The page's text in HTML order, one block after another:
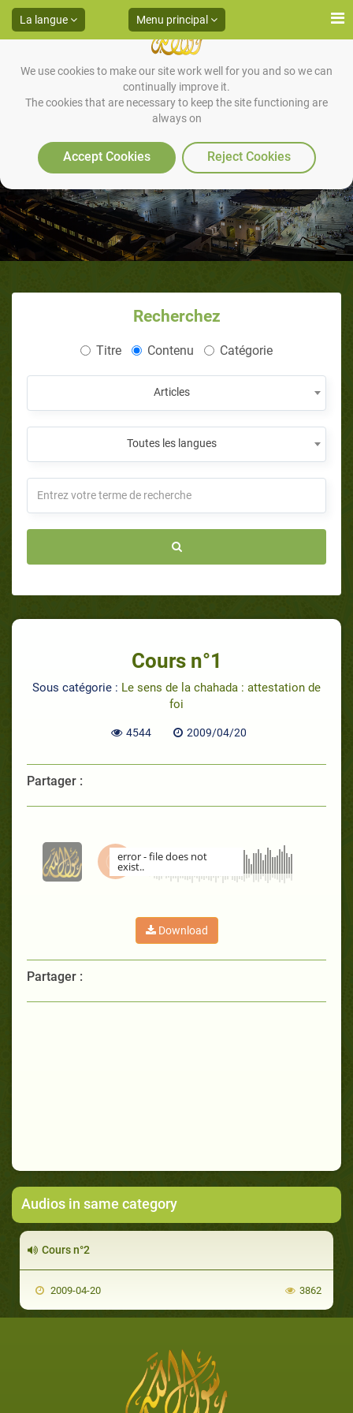
We use cookies to make our site work well for you and so we can
continually improve it.
The cookies that are necessary to keep the site functioning are
always on
Accept Cookies Reject Cookies
La langue Menu principal
Cours n°1
Recherchez
Titre Contenu Catégorie
Articles
Toutes les langues
Cours n°1
Sous catégorie : Le sens de la chahada : attestation de
foi
4544 2009/04/20
Partager :
error - file does not
exist..
Download
Partager :
Audios in same category
Cours n°2
2009-04-20 3862